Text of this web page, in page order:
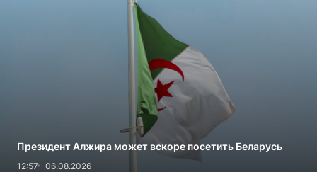
Президент Алжира может вскоре посетить Беларусь
12:57 06.08.2026